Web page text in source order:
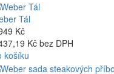
Tál
Kč
Kč bez DPH
košíku